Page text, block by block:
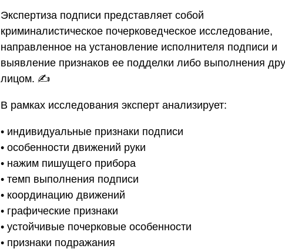
Экспертиза подписи представляет собой
криминалистическое почерковедческое исследование,
направленное на установление исполнителя подписи и
выявление признаков ее подделки либо выполнения
лицом. ✍️
В рамках исследования эксперт анализирует:
• индивидуальные признаки подписи
• особенности движений руки
• нажим пишущего прибора
• темп выполнения подписи
• координацию движений
• графические признаки
• устойчивые почерковые особенности
• признаки подражания